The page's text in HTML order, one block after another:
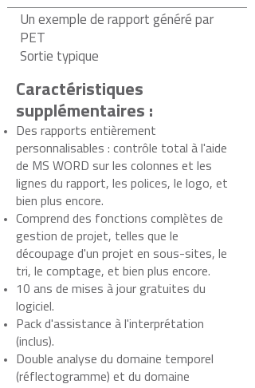
Un exemple de rapport généré par
PET
Sortie typique
Caractéristiques
supplémentaires :
Des rapports entièrement
personnalisables : contrôle total à l'aide
de MS WORD sur les colonnes et les
lignes du rapport, les polices, le logo, et
bien plus encore.
Comprend des fonctions complètes de
gestion de projet, telles que le
découpage d'un projet en sous-sites, le
tri, le comptage, et bien plus encore.
10 ans de mises à jour gratuites du
logiciel.
Pack d'assistance à l'interprétation
(inclus).
Double analyse du domaine temporel
(réflectogramme) et du domaine